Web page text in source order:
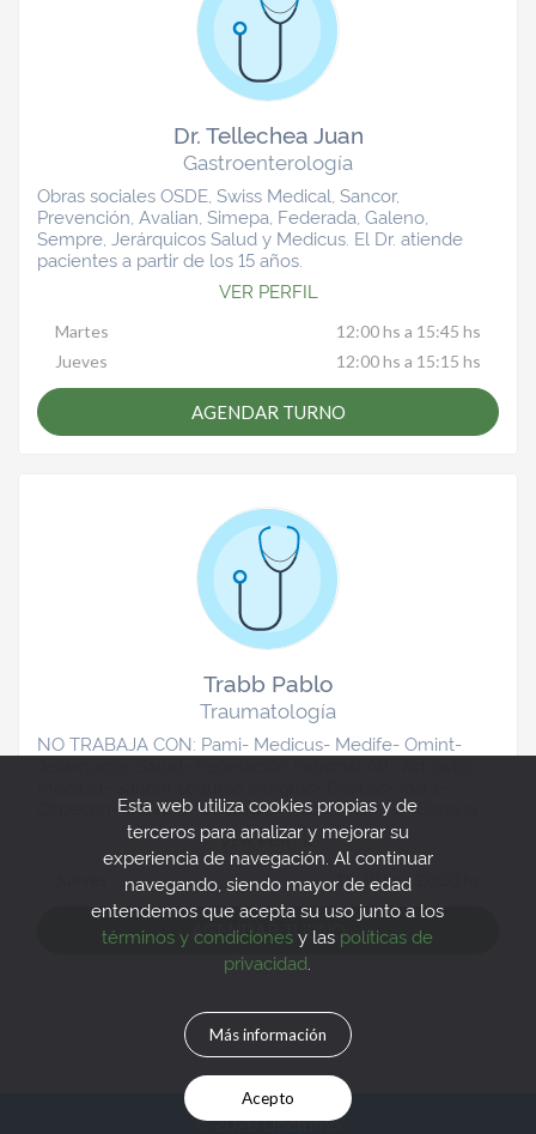
Dr. Tellechea Juan
Gastroenterología
Obras sociales OSDE, Swiss Medical, Sancor,
Prevención, Avalian, Simepa, Federada, Galeno,
Sempre, Jerárquicos Salud y Medicus. El Dr. atiende
pacientes a partir de los 15 años.
VER PERFIL
Martes
12:00 hs a 15:45 hs
Jueves
12:00 hs a 15:15 hs
AGENDAR TURNO
Trabb Pablo
Traumatología
NO TRABAJA CON: Pami- Medicus- Medife- Omint-
Ospecon- Osprera- Osuthgra- Ospin-Ospepri- Ospaca
VER PERFIL
16:30 hs a 20:30 hs
AGENDAR TURNO
Esta web utiliza cookies propias y de
terceros para analizar y mejorar su
experiencia de navegación. Al continuar
navegando, siendo mayor de edad
entendemos que acepta su uso junto a los
términos y condicionesy las políticas de
privacidad
Más información
Acepto
© 2026 Docturno